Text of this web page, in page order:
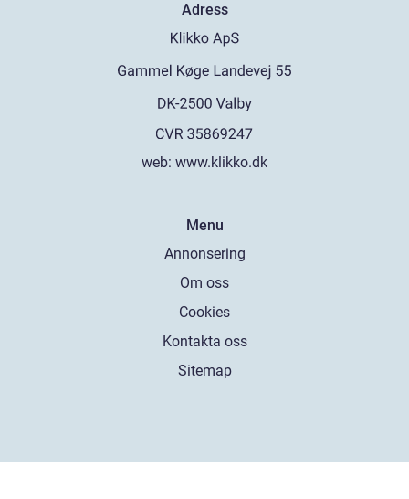
Adress
web: www.klikko.dk
Menu
Annonsering
Om oss
Cookies
Kontakta oss
Sitemap